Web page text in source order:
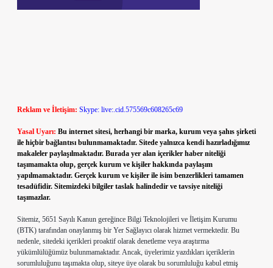
Reklam ve İletişim: Skype: live:.cid.575569c608265c69
Yasal Uyarı: Bu internet sitesi, herhangi bir marka, kurum veya şahıs şirketi
ile hiçbir bağlantısı bulunmamaktadır. Sitede yalnızca kendi hazırladığımız
makaleler paylaşılmaktadır. Burada yer alan içerikler haber niteliği
taşımamakta olup, gerçek kurum ve kişiler hakkında paylaşım
yapılmamaktadır. Gerçek kurum ve kişiler ile isim benzerlikleri tamamen
tesadüfidir. Sitemizdeki bilgiler taslak halindedir ve tavsiye niteliği
taşımazlar.
Sitemiz, 5651 Sayılı Kanun gereğince Bilgi Teknolojileri ve İletişim Kurumu
(BTK) tarafından onaylanmış bir Yer Sağlayıcı olarak hizmet vermektedir. Bu
nedenle, sitedeki içerikleri proaktif olarak denetleme veya araştırma
yükümlülüğümüz bulunmamaktadır. Ancak, üyelerimiz yazdıkları içeriklerin
sorumluluğunu taşımakta olup, siteye üye olarak bu sorumluluğu kabul etmiş